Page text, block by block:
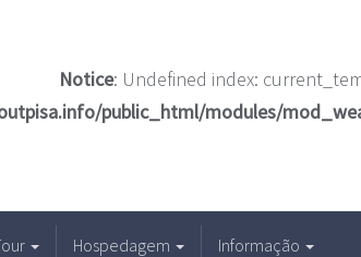
Notice: Undefined index:
public_html/modules/
Hospedagem Informação